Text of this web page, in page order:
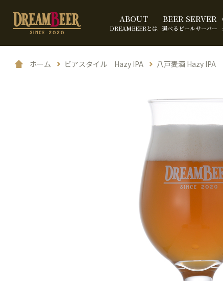
ABOUT
DREAMBEERとは
BEER SERVER
選べるビールサーバー
ホーム ビアスタイル Hazy IPA 八戸麦酒 Hazy IPA